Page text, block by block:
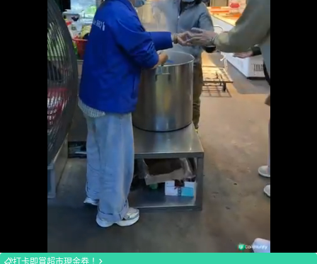
100.00%
打卡即賞超市現金券！